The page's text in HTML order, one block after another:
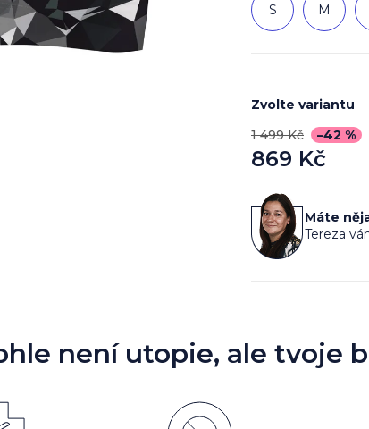
S M
Zvolte variantu
1 499 Kč
–42 %
869 Kč
cena:
Máte
Tereza
není utopie, ale tvoje